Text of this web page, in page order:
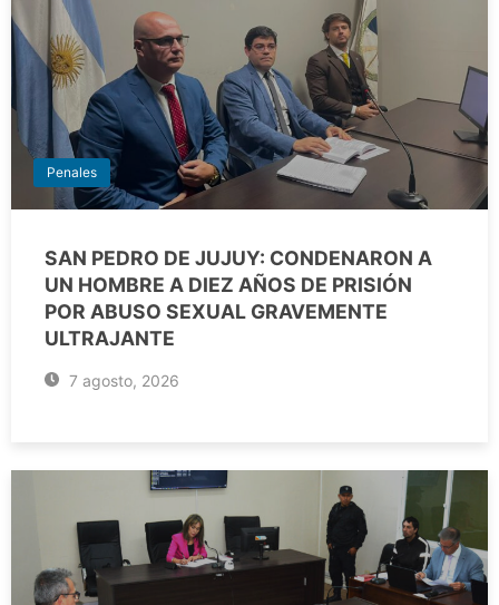
Penales
SAN PEDRO DE JUJUY: CONDENARON A
UN HOMBRE A DIEZ AÑOS DE PRISIÓN
POR ABUSO SEXUAL GRAVEMENTE
ULTRAJANTE
7 agosto, 2026